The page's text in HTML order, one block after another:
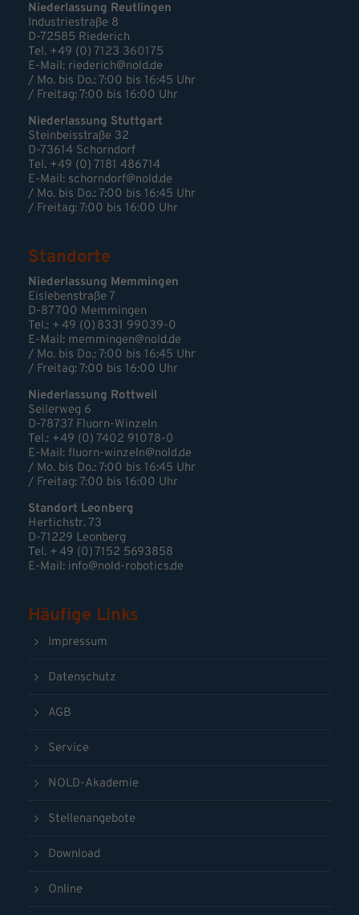
Niederlassung Reutlingen
Industriestraße 8
D-72585 Riederich
Tel. +49 (0) 7123 360175
E-Mail: riederich@nold.de
/ Mo. bis Do.: 7:00 bis 16:45 Uhr
/ Freitag: 7:00 bis 16:00 Uhr
Niederlassung Stuttgart
Steinbeisstraße 32
D-73614 Schorndorf
Tel. +49 (0) 7181 486714
E-Mail: schorndorf@nold.de
/ Mo. bis Do.: 7:00 bis 16:45 Uhr
/ Freitag: 7:00 bis 16:00 Uhr
Standorte
Niederlassung Memmingen
Eislebenstraße 7
D-87700 Memmingen
Tel.: + 49 (0) 8331 99039-0
E-Mail: memmingen@nold.de
/ Mo. bis Do.: 7:00 bis 16:45 Uhr
/ Freitag: 7:00 bis 16:00 Uhr
Niederlassung Rottweil
Seilerweg 6
D-78737 Fluorn-Winzeln
Tel.: +49 (0) 7402 91078-0
E-Mail: fluorn-winzeln@nold.de
/ Mo. bis Do.: 7:00 bis 16:45 Uhr
/ Freitag: 7:00 bis 16:00 Uhr
Standort Leonberg
Hertichstr. 73
D-71229 Leonberg
Tel. + 49 (0) 7152 5693858
E-Mail: info@nold-robotics.de
Häufige Links
Impressum
Datenschutz
AGB
Service
NOLD-Akademie
Stellenangebote
Download
Online